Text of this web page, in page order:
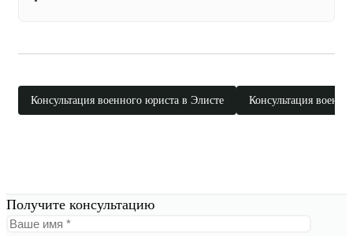
Консультация военного юриста в Элисте Консультация
Получите консультацию